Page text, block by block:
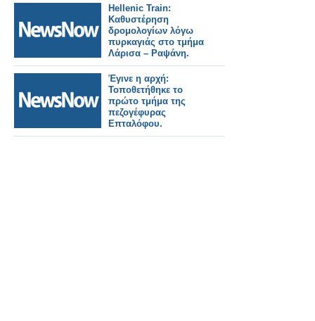
Hellenic Train:
Καθυστέρηση
δρομολογίων λόγω
πυρκαγιάς στο τμήμα
Λάρισα – Ραψάνη.
Έγινε η αρχή:
Τοποθετήθηκε το
πρώτο τμήμα της
πεζογέφυρας
Επταλόφου.